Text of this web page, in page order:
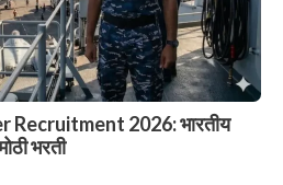
2026: भारतीय
भरती